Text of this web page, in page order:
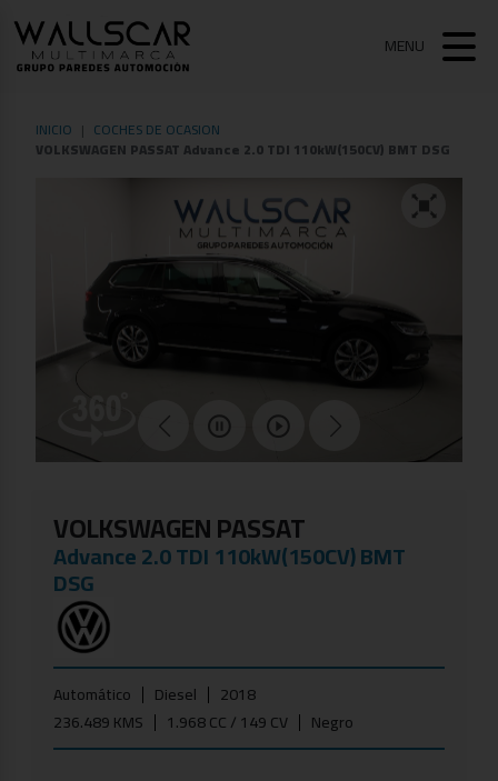
MENU
INICIO COCHES DE OCASION
VOLKSWAGEN PASSAT Advance 2.0 TDI 110kW(150CV) BMT DSG
VOLKSWAGEN PASSAT
Advance 2.0 TDI 110kW(150CV) BMT
DSG
Automático Diesel
2018
236.489 KMS
1.968 CC / 149 CV Negro